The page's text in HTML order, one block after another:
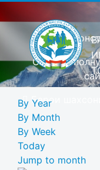
Это
Скачать
Барои
By Year
By Month
By Week
Today
Jump to month